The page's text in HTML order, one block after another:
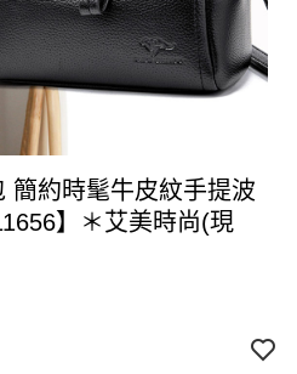
簡約時髦牛皮紋手提波
】＊艾美時尚(現